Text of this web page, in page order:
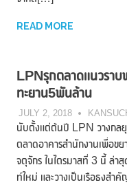
READ MORE
LPNรุกตลาดแนวรา
ทะยาน5พันล้าน
JULY 2, 2018
นับตั้งแต่ต้นปี LPN วางกล
ตลาดอาคารสำนักงานเพื่อขย
จตุจักร ในไตรมาสที่ 3 นี้ ล่า
ท์ใหม่ และวางเป็นเรือธงสำ